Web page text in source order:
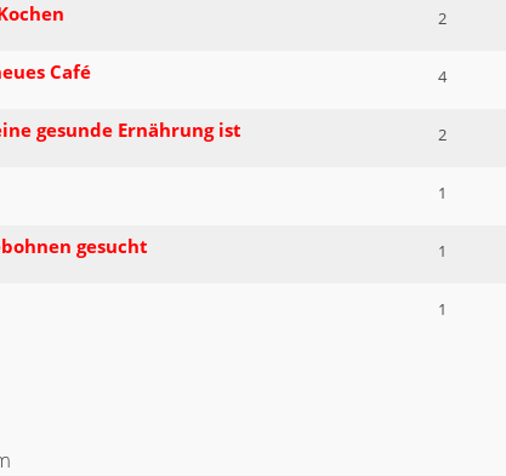
2
Café 4
gesunde Ernährung ist 2
1
gesucht 1
1